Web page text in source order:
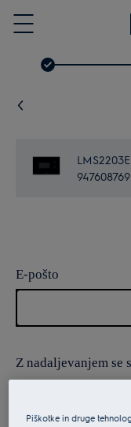
Menu
947608769
E-pošto
Z nadaljevanjem se
podatke, si oglejte
Piškotke in druge